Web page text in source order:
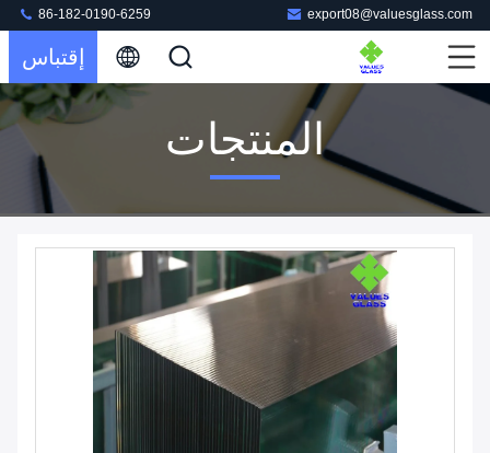
export08@valuesglass.com
86-182-0190-6259
إقتباس
المنتجات